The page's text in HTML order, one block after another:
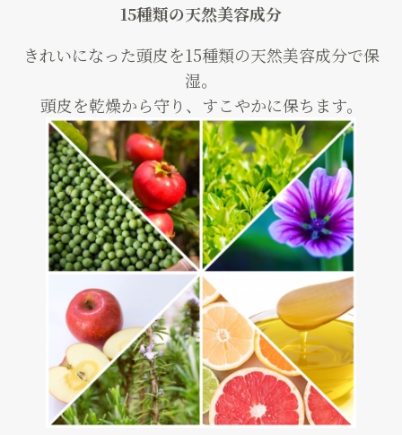
15種類の天然美容成分
きれいになった頭皮を15種類の天然美容成分で保
湿。
頭皮を乾燥から守り、すこやかに保ちます。